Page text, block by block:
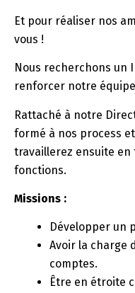
Et pour réaliser nos
vous !
Nous recherchons un
renforcer notre
Rattaché à notre
formé à nos process
travaillerez ensuite en
fonctions.
Missions :
Développer un
Avoir la charge
comptes.
Être en étroite